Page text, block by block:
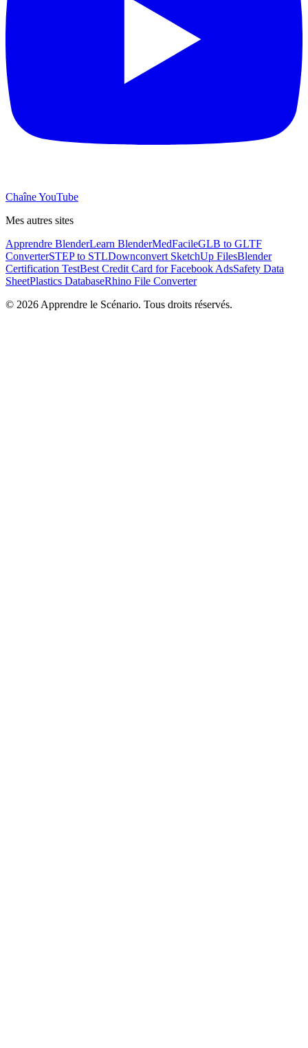
Chaîne YouTube
Mes autres sites
Apprendre BlenderLearn BlenderMedFacileGLB to GLTF
ConverterSTEP to STLDownconvert SketchUp FilesBlender
Certification TestBest Credit Card for Facebook AdsSafety Data
SheetPlastics DatabaseRhino File Converter
© 2026Apprendre le Scénario. Tous droits réservés.